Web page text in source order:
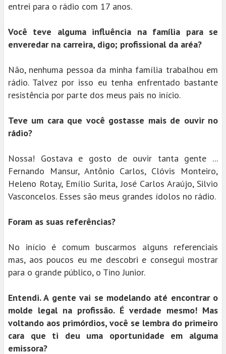
entrei para o rádio com 17 anos.
Você teve alguma influência na família para se
enveredar na carreira, digo; profissional da aréa?
Não, nenhuma pessoa da minha família trabalhou em
rádio. Talvez por isso eu tenha enfrentado bastante
resistência por parte dos meus pais no início.
Teve um cara que você gostasse mais de ouvir no
rádio?
Nossa! Gostava e gosto de ouvir tanta gente ...
Fernando Mansur, Antônio Carlos, Clóvis Monteiro,
Heleno Rotay, Emílio Surita, José Carlos Araújo, Silvio
Vasconcelos. Esses são meus grandes ídolos no rádio.
Foram as suas referências?
No início é comum buscarmos alguns referenciais
mas, aos poucos eu me descobri e consegui mostrar
para o grande público, o Tino Junior.
Entendi. A gente vai se modelando até encontrar o
molde legal na profissão. É verdade mesmo! Mas
voltando aos primórdios, você se lembra do primeiro
cara que ti deu uma oportunidade em alguma
emissora?